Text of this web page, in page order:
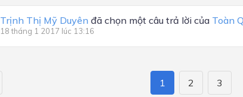
Trịnh Thị Mỹ Duyên đã chọn một câu trả lời của Toàn
18 tháng 1 2017 lúc 13:16
1 2 3